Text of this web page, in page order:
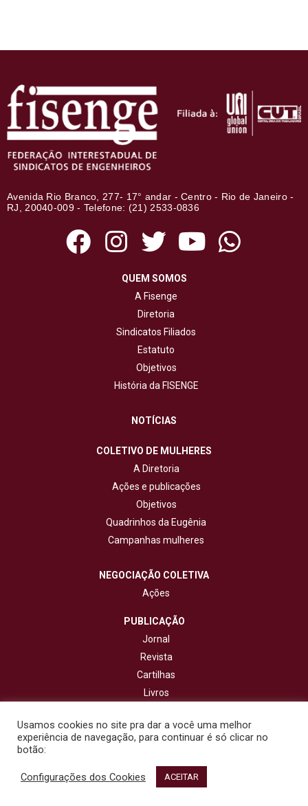
Avenida Rio Branco, 277- 17° andar - Centro - Rio de Janeiro -
RJ, 20040-009 - Telefone: (21) 2533-0836
QUEM SOMOS
A Fisenge
Diretoria
Sindicatos Filiados
Estatuto
Objetivos
História da FISENGE
NOTÍCIAS
COLETIVO DE MULHERES
A Diretoria
Ações e publicações
Objetivos
Quadrinhos da Eugênia
Campanhas mulheres
NEGOCIAÇÃO COLETIVA
Ações
PUBLICAÇÃO
Jornal
Revista
Cartilhas
Livros
CONTATO
© 2020 - Fisenge - Federação Interestadual de Sindicatos de
Engenheiros. Todos os direitos reservados. Design por
Usamos cookies no site pra dar a você uma melhor
experiência de navegação, para continuar é só clicar no
botão:
Configurações dos Cookies ACEITAR